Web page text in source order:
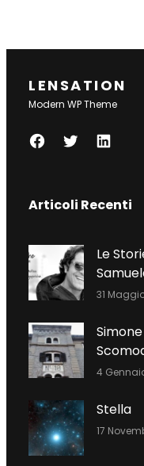
LENSATION
Modern WP Theme
F
E
O
O
K
T
T
E
R
L
K
N
Articoli Recenti
Le
31
4
Stella
17